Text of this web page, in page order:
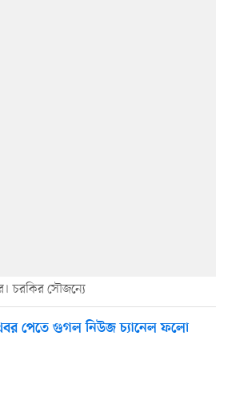
চরকির সৌজন্যে
পেতে গুগল নিউজ চ্যানেল ফলো